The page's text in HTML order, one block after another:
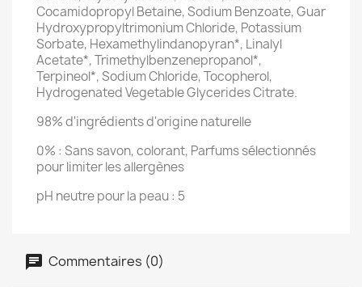
Cocamidopropyl Betaine, Sodium Benzoate, Guar
Hydroxypropyltrimonium Chloride, Potassium
Sorbate, Hexamethylindanopyran*, Linalyl
Acetate*, Trimethylbenzenepropanol*,
Terpineol*, Sodium Chloride, Tocopherol,
Hydrogenated Vegetable Glycerides Citrate.
98% d'ingrédients d'origine naturelle
0% : Sans savon, colorant, Parfums sélectionnés
pour limiter les allergènes
pH neutre pour la peau : 5
Commentaires (0)